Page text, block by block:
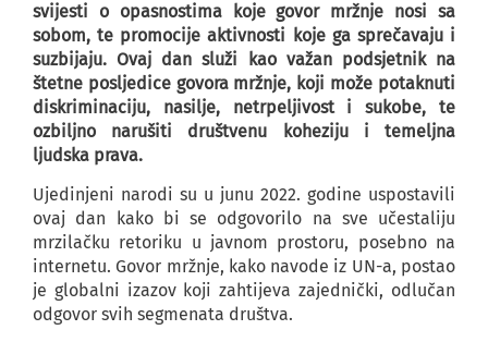
svijesti o opasnostima koje govor mržnje nosi sa
sobom, te promocije aktivnosti koje ga sprečavaju i
suzbijaju. Ovaj dan služi kao važan podsjetnik na
štetne posljedice govora mržnje, koji može potaknuti
diskriminaciju, nasilje, netrpeljivost i sukobe, te
ozbiljno narušiti društvenu koheziju i temeljna
ljudska prava.
Ujedinjeni narodi su u junu 2022. godine uspostavili
ovaj dan kako bi se odgovorilo na sve učestaliju
mrzilačku retoriku u javnom prostoru, posebno na
internetu. Govor mržnje, kako navode iz UN-a, postao
je globalni izazov koji zahtijeva zajednički, odlučan
odgovor svih segmenata društva.